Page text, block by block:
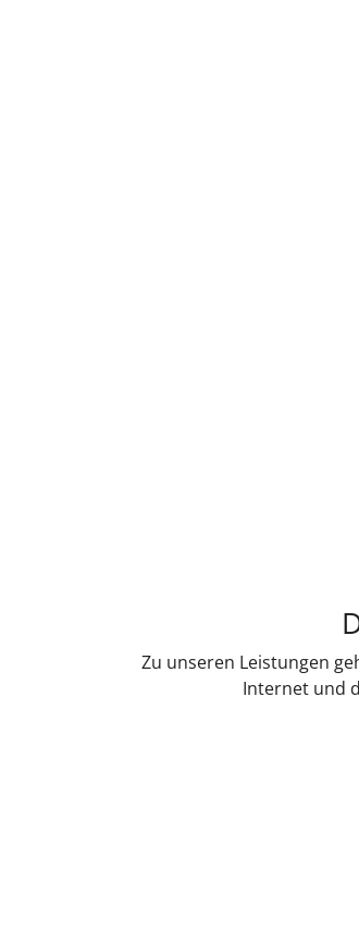
Zu unseren Leistungen
Internet und